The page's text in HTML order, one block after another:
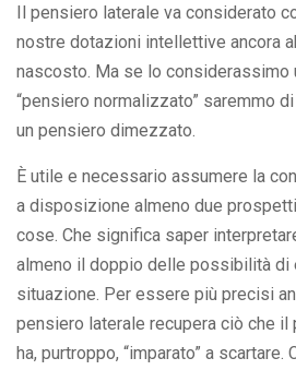
Il pensiero laterale va considerato
nostre dotazioni intellettive ancora
nascosto. Ma se lo considerassimo
“pensiero normalizzato” saremmo
un pensiero dimezzato.
È utile e necessario assumere la
a disposizione almeno due
cose. Che significa saper
almeno il doppio delle possibilità di
situazione. Per essere più precisi
pensiero laterale recupera ciò che
ha, purtroppo, “imparato” a